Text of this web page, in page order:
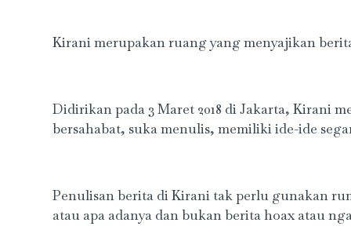
Kirani merupakan ruang yang menyajikan
Didirikan pada 3 Maret 2018 di Jakarta, Kirani
bersahabat, suka menulis, memiliki ide-ide
Penulisan berita di Kirani tak perlu gunakan
atau apa adanya dan bukan berita hoax atau